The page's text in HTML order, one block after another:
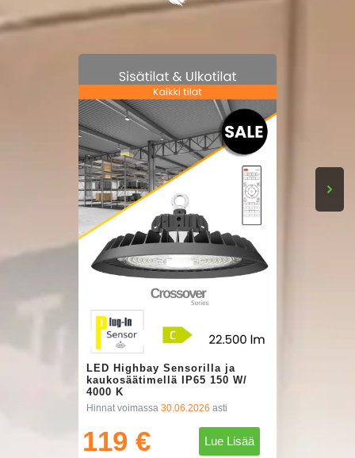
LED Highbay Sensorilla ja
kaukosäätimellä IP65 150 W/
4000 K
Hinnat voimassa 30.06.2026 asti
119 € Lue Lisää